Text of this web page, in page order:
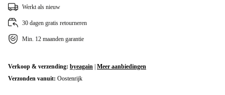
Werkt als nieuw
30 dagen gratis retourneren
Min. 12 maanden garantie
Verkoop & verzending: byeagain Meer aanbiedingen
Verzonden vanuit: Oostenrijk